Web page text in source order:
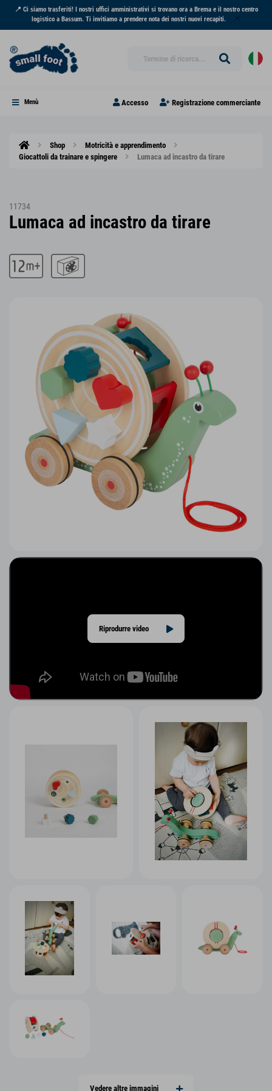
📍 Ci siamo trasferiti! I nostri uffici amministrativi si trovano ora a Brema e il nostro centro
logistico a Bassum. Ti invitiamo a prendere nota dei nostri nuovi recapiti.
Menù Accesso Registrazione commerciante
Shop
Motricità e apprendimento
Giocattoli da trainare e spingere
Lumaca ad incastro da tirare
11734
Lumaca ad incastro da tirare
Riprodurre video
Vedere altre immagini